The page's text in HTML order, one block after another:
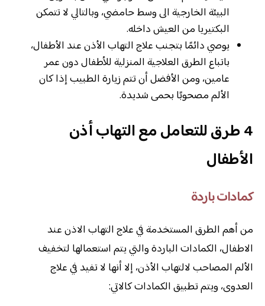
البيئة الخارجية الى وسط حامضي، وبالتالي لا تتمكن
البكتيريا من العيش داخله.
يوصي دائمًا بتجنب علاج التهاب الأذن عند الأطفال،
باتباع الطرق العلاجية المنزلية للأطفال دون عمر
عامين، ومن الأفضل أن تتم زيارة الطبيب إذا كان
الألم مصحوبًا بحمى شديدة.
4 طرق للتعامل مع التهاب أذن
الأطفال
كمادات باردة
من أهم الطرق المستخدمة في علاج التهاب الاذن عند
الاطفال، الكمادات الباردة والتي يتم استعمالها لتخفيف
الألم المصاحب لالتهاب الأذن، إلا أنها لا تفيد في علاج
العدوى، ويتم تطبيق الكمادات كالاتي: